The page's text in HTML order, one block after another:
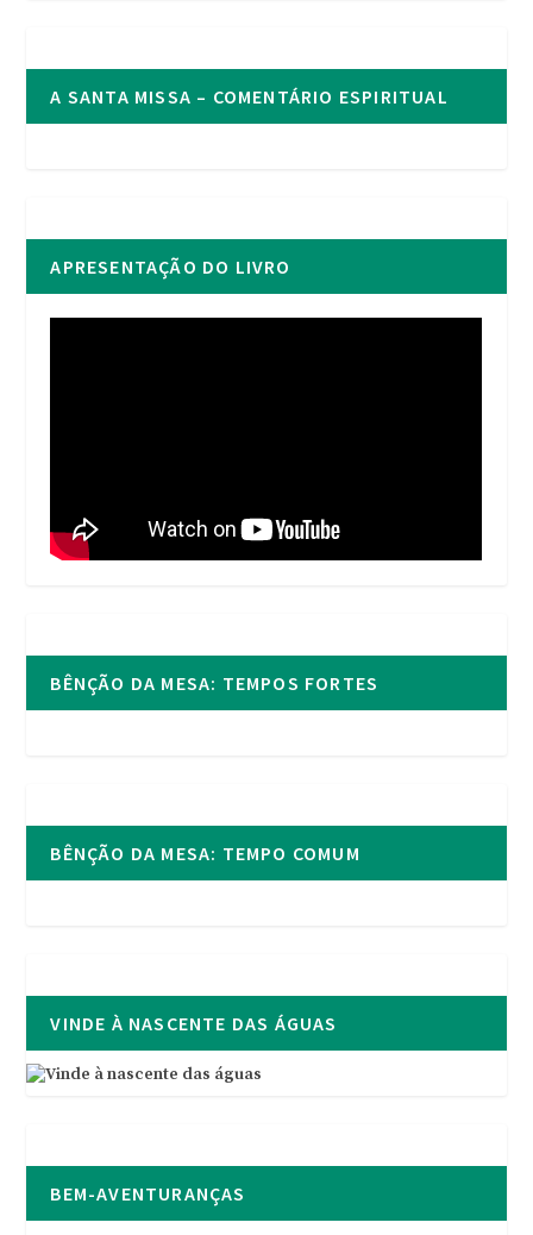
A SANTA MISSA – COMENTÁRIO ESPIRITUAL
APRESENTAÇÃO DO LIVRO
BÊNÇÃO DA MESA: TEMPOS FORTES
BÊNÇÃO DA MESA: TEMPO COMUM
VINDE À NASCENTE DAS ÁGUAS
BEM-AVENTURANÇAS